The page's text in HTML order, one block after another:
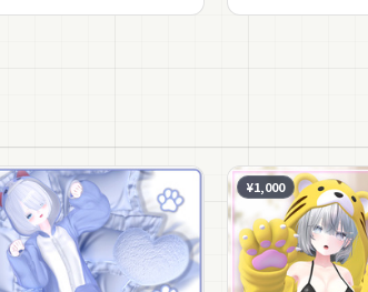
¥1,000